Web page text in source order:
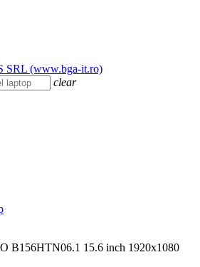
clear
B156HTN06.1 15.6 inch 1920x1080